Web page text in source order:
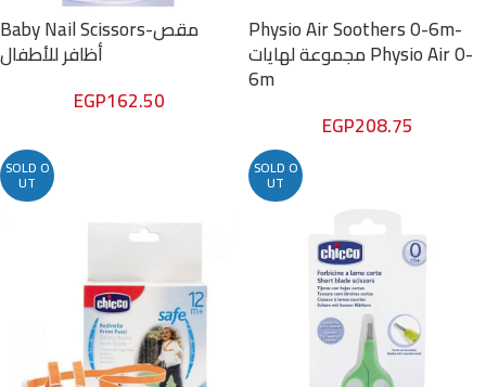
Baby Nail Scissors-مقص
أظافر للأطفال
EGP162.50
Physio Air Soothers 0-6m-
مجموعة لهايات Physio Air 0-
6m
EGP208.75
SOLD O
UT
SOLD O
UT